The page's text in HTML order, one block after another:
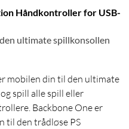
Håndkontroller for USB-
ultimate spillkonsollen
mobilen din til den ultimate
spill alle spill eller
Backbone One er
til den trådløse PS